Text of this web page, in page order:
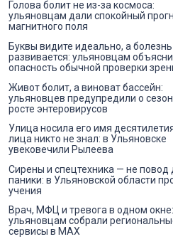
Голова болит не из-за космоса:
ульяновцам дали спокойный
магнитного поля
Буквы видите идеально, а
развивается: ульяновцам
опасность обычной проверки
Живот болит, а виноват бассейн:
ульяновцев предупредили о
росте энтеровирусов
Улица носила его имя
лица никто не знал: в Ульяновске
увековечили Рылеева
Сирены и спецтехника — не повод
паники: в Ульяновской области
учения
Врач, МФЦ и тревога в одном окне:
ульяновцам собрали
сервисы в MAX